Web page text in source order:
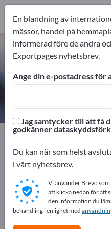
Plasttillsatser –
leverantörer
Exportpages Kemi &
Tillsatsmedel för plast
Annonsera
Behov – Erbjudanden –
Affärskontakter >> börja
En blandning av
mässor, handel på
informerad före de andra
Exportpages nyhetsbrev.
Ange din e-postadress för
Jag samtycker till att få
godkänner
Du kan när som helst
i vårt nyhetsbrev.
Vi använder Brevo
att klicka nedan för att
den information du
behandling i enlighet med